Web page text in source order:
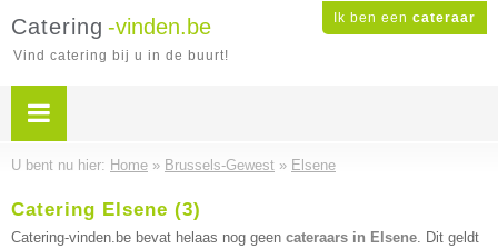
Ik ben een cateraar
Catering -vinden.be
Vind catering bij u in de buurt!
U bent nu hier: Home » Brussels-Gewest » Elsene
Catering Elsene (3)
Catering-vinden.be bevat helaas nog geen cateraars in Elsene. Dit geldt